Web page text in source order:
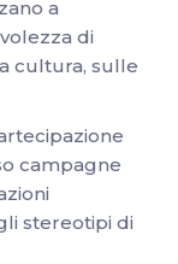
a
di
cultura, sulle
campagne
stereotipi di